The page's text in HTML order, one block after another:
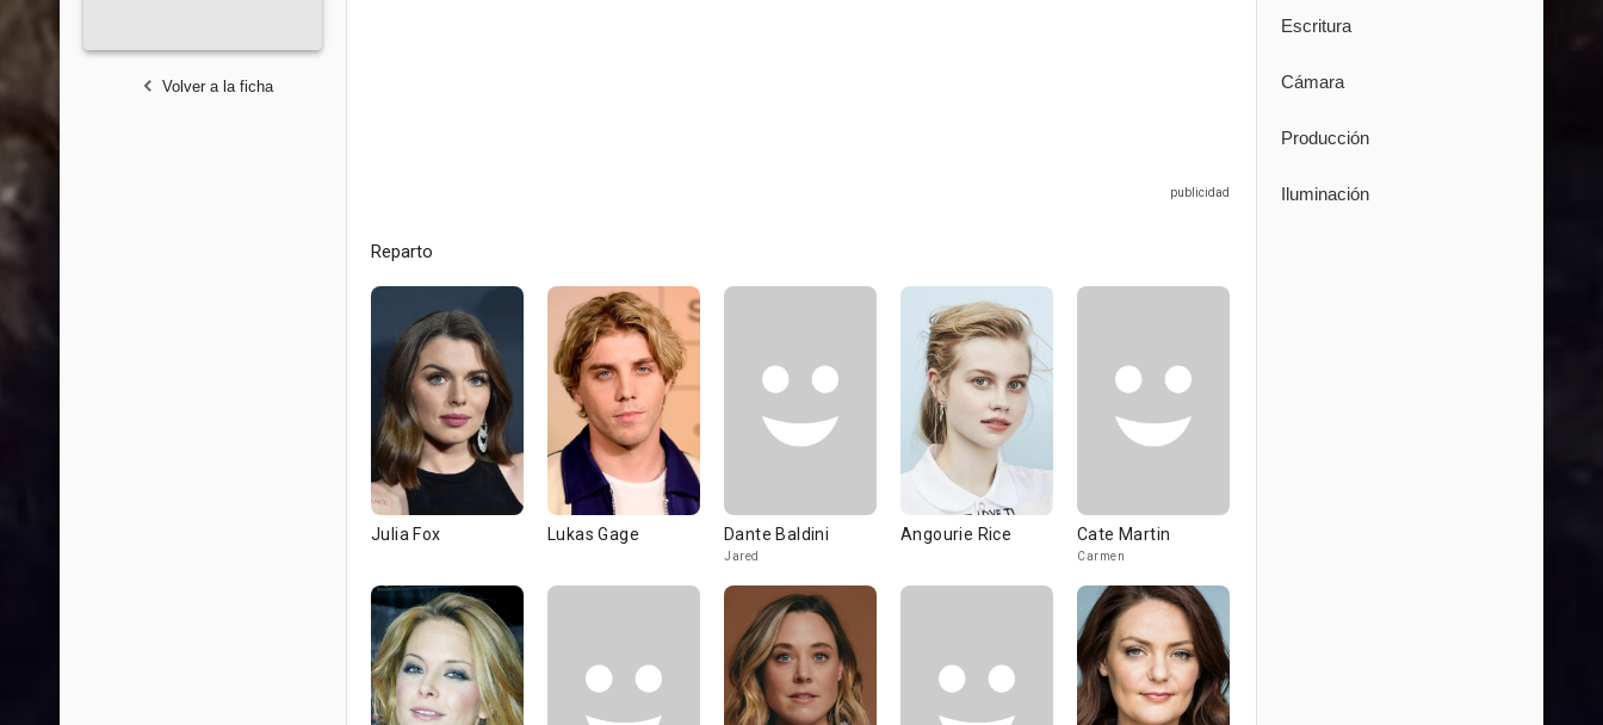
Volver a la ficha
Reparto
Julia Fox Lukas Gage Dante Baldini
Jared
Angourie Rice Cate Martin
Carmen
Escritura
Cámara
Producción
Iluminación